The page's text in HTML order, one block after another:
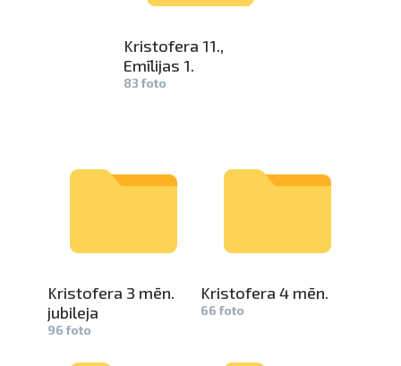
Kristofera­ 11.,
Emīlijas 1.
83 foto
Kristofera­ 3 mēn.
jubileja
96 foto
Kristofera­ 4 mēn.
66 foto